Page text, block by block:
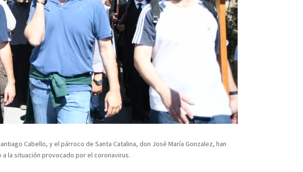
Cabello, y el párroco de Santa Catalina, don José María Gonzalez, han
la situación provocado por el coronavirus.